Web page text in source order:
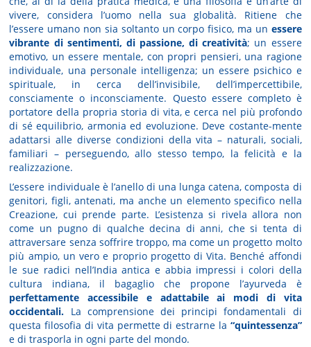
vivere, considera l’uomo nella sua globalità. Ritiene che
l’essere umano non sia soltanto un corpo fisico, ma un essere
vibrante di sentimenti, di passione, di creatività; un essere
emotivo, un essere mentale, con propri pensieri, una ragione
individuale, una personale intelligenza; un essere psichico e
spirituale, in cerca dell’invisibile, dell’impercettibile,
consciamente o inconsciamente. Questo essere completo è
portatore della propria storia di vita, e cerca nel più profondo
di sé equilibrio, armonia ed evoluzione. Deve costante-mente
adattarsi alle diverse condizioni della vita – naturali, sociali,
familiari – perseguendo, allo stesso tempo, la felicità e la
realizzazione.
L’essere individuale è l’anello di una lunga catena, composta di
genitori, figli, antenati, ma anche un elemento specifico nella
Creazione, cui prende parte. L’esistenza si rivela allora non
come un pugno di qualche decina di anni, che si tenta di
attraversare senza soffrire troppo, ma come un progetto molto
più ampio, un vero e proprio progetto di Vita. Benché affondi
le sue radici nell’India antica e abbia impressi i colori della
cultura indiana, il bagaglio che propone l’ayurveda è
perfettamente accessibile e adattabile ai modi di vita
occidentali. La comprensione dei principi fondamentali di
questa filosofia di vita permette di estrarne la “quintessenza”
e di trasporla in ogni parte del mondo.